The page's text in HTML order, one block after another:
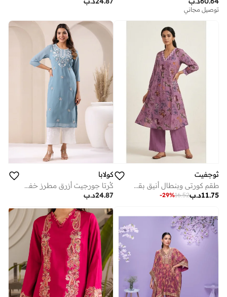
توصيل مجاني
ثوجفيت
طقم كورتي وبنطال أنيق بقصّة A-Line بنقوش الزهور باللون البنفسجي (الموف)
د.ب11.75
16.52
-29%
كولابا
كُرتا جورجيت أزرق مطرز خفيف الوزن
د.ب24.87